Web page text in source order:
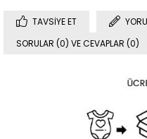
TAVSIYE ET
SORULAR (0) VE CEVAPLAR (0)